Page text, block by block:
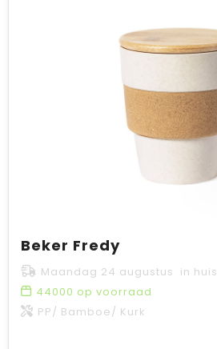
Beker Fredy
Maandag 24 augustus in huis
44000 op voorraad
PP/ Bamboe/ Kurk